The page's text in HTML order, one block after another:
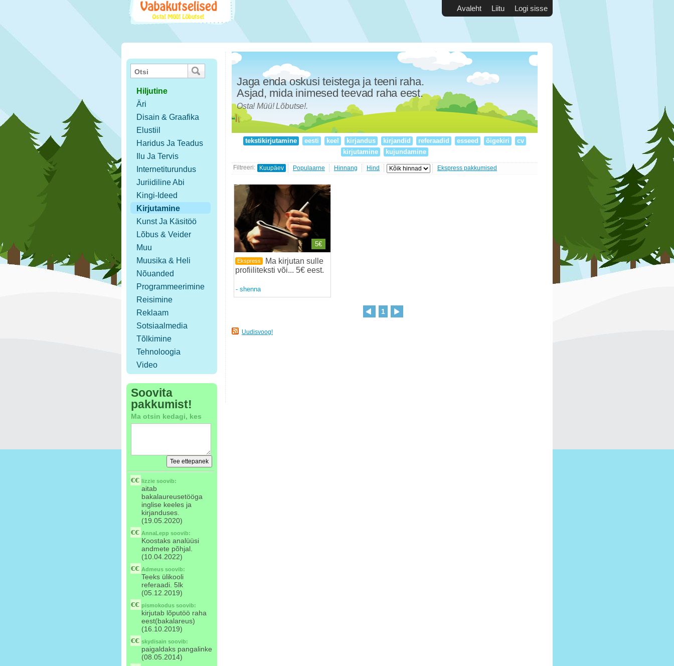
Avaleht Liitu Logi sisse
Hiljutine
Äri
Disain & Graafika
Elustiil
Haridus Ja Teadus
Ilu Ja Tervis
Internetiturundus
Juriidiline Abi
Kingi-Ideed
Kirjutamine
Kunst Ja Käsitöö
Lõbus & Veider
Muu
Muusika & Heli
Nõuanded
Programmeerimine
Reisimine
Reklaam
Sotsiaalmedia
Tõlkimine
Tehnoloogia
Video
Soovita
pakkumist!
Ma otsin kedagi, kes
lizzie soovib:
aitab
bakalaureusetööga
inglise keeles ja
kirjanduses.
(19.05.2020)
AnnaLepp soovib:
Koostaks analüüsi
andmete põhjal.
(10.04.2022)
Admeus soovib:
Teeks ülikooli
referaadi. 5lk
(05.12.2019)
pismokodus soovib:
kirjutab lõputöö raha
eest(bakalareus)
(16.10.2019)
skydisain soovib:
paigaldaks pangalinke
(08.05.2014)
Jaga enda oskusi teistega ja teeni raha.
Asjad, mida inimesed teevad raha eest.
Osta! Müü! Lõbutse!.
tekstikirjutamine eesti keel kirjandus kirjandid referaadid esseed õigekiri
cv
kirjutamine
kujundamine
Filtreeri: Kuupäev Populaarne Hinnang Hind Ekspress pakkumised
Ekspress
Ma kirjutan sulle
profiiliteksti või... 5€ eest.
- shenna
5€
1
Uudisvoog!